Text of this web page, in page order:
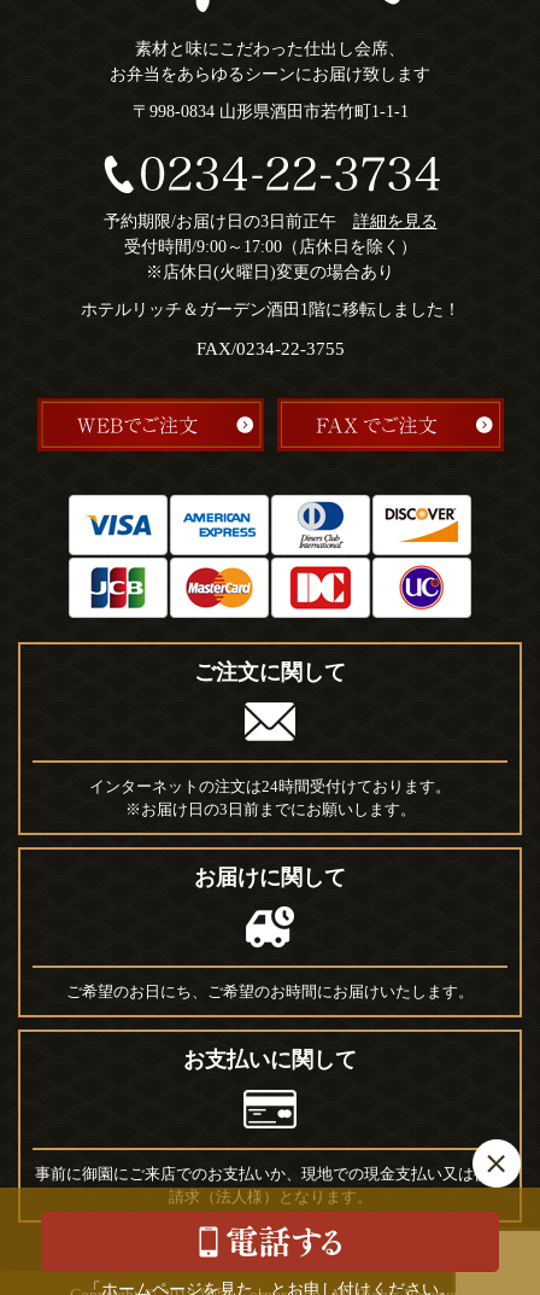
素材と味にこだわった仕出し会席、
お弁当をあらゆるシーンにお届け致します
〒998-0834 山形県酒田市若竹町1-1-1
予約期限/お届け日の3日前正午 詳細を見る
受付時間/9:00～17:00（店休日を除く）
※店休日(火曜日)変更の場合あり
ホテルリッチ＆ガーデン酒田1階に移転しました！
FAX/0234-22-3755
ご注文に関して
インターネットの注文は24時間受付けております。
※お届け日の3日前までにお願いします。
お届けに関して
ご希望のお日にち、ご希望のお時間にお届けいたします。
お支払いに関して
事前に御園にご来店でのお支払いか、現地での現金支払い又は後日
請求（法人様）となります。
「ホームページを見た」とお申し付けください。